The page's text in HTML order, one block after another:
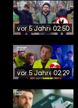
vor 5 Jahren02:50
vor 5 Jahren02:29